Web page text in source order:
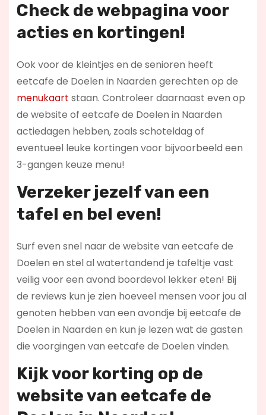
Check de webpagina voor
acties en kortingen!
Ook voor de kleintjes en de senioren heeft
eetcafe de Doelen in Naarden gerechten op de
menukaart staan. Controleer daarnaast even op
de website of eetcafe de Doelen in Naarden
actiedagen hebben, zoals schoteldag of
eventueel leuke kortingen voor bijvoorbeeld een
3-gangen keuze menu!
Verzeker jezelf van een
tafel en bel even!
Surf even snel naar de website van eetcafe de
Doelen en stel al watertandend je tafeltje vast
veilig voor een avond boordevol lekker eten! Bij
de reviews kun je zien hoeveel mensen voor jou al
genoten hebben van een avondje bij eetcafe de
Doelen in Naarden en kun je lezen wat de gasten
die voorgingen van eetcafe de Doelen vinden.
Kijk voor korting op de
website van eetcafe de